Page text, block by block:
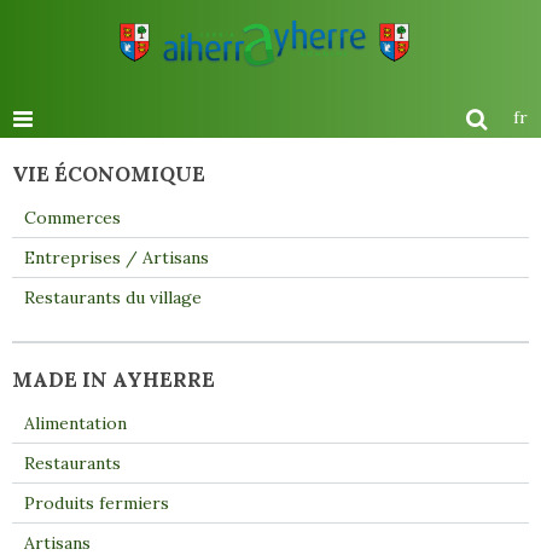
fr
VIE ÉCONOMIQUE
Commerces
Entreprises / Artisans
Restaurants du village
MADE IN AYHERRE
Alimentation
Restaurants
Produits fermiers
Artisans